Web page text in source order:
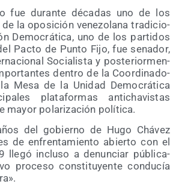
fue duran­te déca­das uno de los
la opo­si­ción vene­zo­la­na tra­di­cio­
Demo­crá­ti­ca, uno de los par­ti­dos
Pac­to de Pun­to Fijo, fue sena­dor,
Socia­lis­ta y pos­te­rior­men­
den­tro de la Coor­di­na­do­
Mesa de la Uni­dad Demo­crá­ti­ca
pla­ta­for­mas anti­cha­vis­tas
mayor pola­ri­za­ción política.
del gobierno de Hugo Chá­vez
de enfren­ta­mien­to abier­to con el
lle­gó inclu­so a denun­ciar públi­ca­
pro­ce­so cons­ti­tu­yen­te con­du­cía